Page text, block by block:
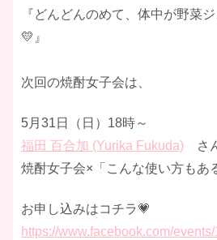
『どんどんのめて、体中が野菜
💛』
次回の焼酎女子会は、
5月31日（日）18時～
福田 百合加 (Yurika Fukuda) さ
焼酎女子会×「こんな使い方もあ
お申し込みはコチラ💗
https://www.facebook.com/